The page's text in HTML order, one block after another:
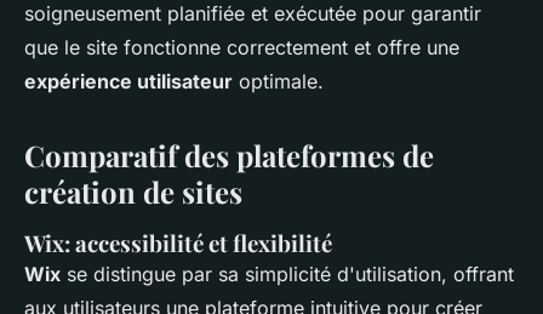
soigneusement planifiée et exécutée pour garantir
que le site fonctionne correctement et offre une
expérience utilisateur optimale.
Comparatif des plateformes de
création de sites
Wix: accessibilité et flexibilité
Wix se distingue par sa simplicité d'utilisation, offrant
aux utilisateurs une plateforme intuitive pour créer